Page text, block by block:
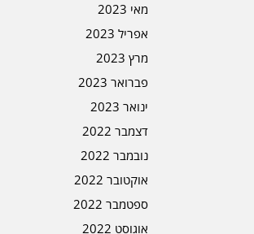
מאי 2023
אפריל 2023
מרץ 2023
פברואר 2023
ינואר 2023
דצמבר 2022
נובמבר 2022
אוקטובר 2022
ספטמבר 2022
אוגוסט 2022